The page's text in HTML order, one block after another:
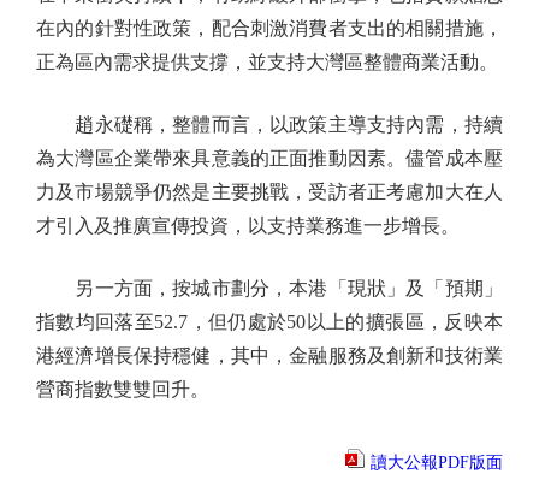
在內的針對性政策，配合刺激消費者支出的相關措施，
正為區內需求提供支撐，並支持大灣區整體商業活動。
趙永礎稱，整體而言，以政策主導支持內需，持續
為大灣區企業帶來具意義的正面推動因素。儘管成本壓
力及市場競爭仍然是主要挑戰，受訪者正考慮加大在人
才引入及推廣宣傳投資，以支持業務進一步增長。
另一方面，按城市劃分，本港「現狀」及「預期」
指數均回落至52.7，但仍處於50以上的擴張區，反映本
港經濟增長保持穩健，其中，金融服務及創新和技術業
營商指數雙雙回升。
讀大公報PDF版面